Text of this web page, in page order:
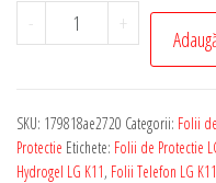
-
Cantitate
Folie
LG
K11
+
SKU: 179818ae2720 Categorii: Folii
Protectie Etichete: Folii de Protectie
Hydrogel LG K11, Folii Telefon LG K11